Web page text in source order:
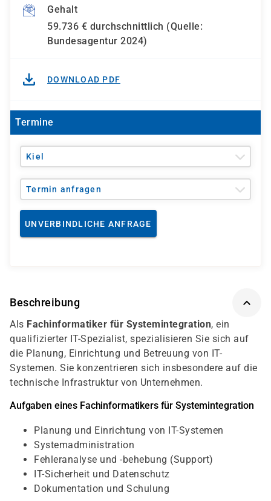
Gehalt
59.736 € durchschnittlich (Quelle:
Bundesagentur 2024)
DOWNLOAD PDF
Termine
Kiel
Termin anfragen
UNVERBINDLICHE ANFRAGE
Beschreibung
Als Fachinformatiker für Systemintegration, ein
qualifizierter IT-Spezialist, spezialisieren Sie sich auf
die Planung, Einrichtung und Betreuung von IT-
Systemen. Sie konzentrieren sich insbesondere auf die
technische Infrastruktur von Unternehmen.
Aufgaben eines Fachinformatikers für Systemintegration
Planung und Einrichtung von IT-Systemen
Systemadministration
Fehleranalyse und -behebung (Support)
IT-Sicherheit und Datenschutz
Dokumentation und Schulung